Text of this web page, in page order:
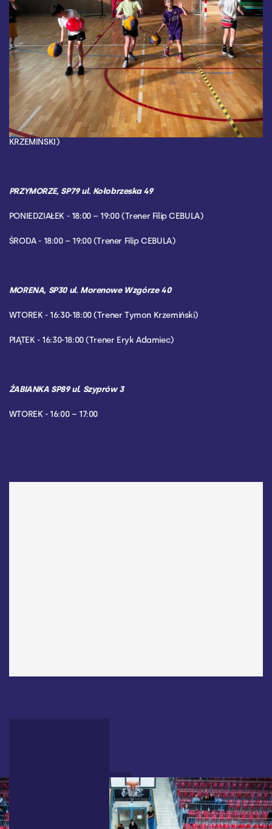
13 LAT I MŁODSI
CHEŁM, SP8 ul. Dragana 2
PONIEDZIAŁEK - 19:30-20:30 (Trener Igor PÓŁTORAK/Tymon
KRZEMIŃSKI)
CZWARTEK - 18:15-19:30 (Trener Igor PÓŁTORAK/Tymon
KRZEMIŃSKI)
PRZYMORZE, SP79 ul. Kołobrzeska 49
PONIEDZIAŁEK - 18:00 – 19:00 (Trener Filip CEBULA)
ŚRODA - 18:00 – 19:00 (Trener Filip CEBULA)
MORENA, SP30 ul. Morenowe Wzgórze 40
WTOREK - 16:30-18:00 (Trener Tymon Krzemiński)
PIĄTEK - 16:30-18:00 (Trener Eryk Adamiec)
ŻABIANKA SP89 ul. Szyprów 3
WTOREK - 16:00 – 17:00